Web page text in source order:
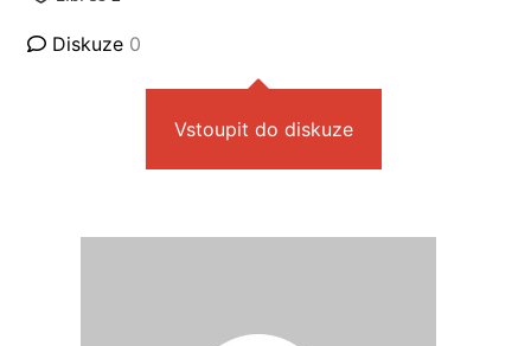
Diskuze 0
Vstoupit do diskuze